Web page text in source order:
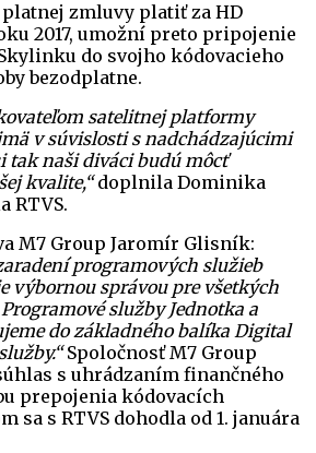
platnej zmluvy platiť za HD
2017, umožní preto pripojenie
do svojho kódovacieho
bezodplatne.
satelitnej platformy
v súvislosti s nadchádzajúcimi
tak naši diváci budú môcť
kvalite,“doplnila Dominika
RTVS.
M7 Group Jaromír Glisník:
programových služieb
výbornou správou pre všetkých
služby Jednotka a
do základného balíka Digital
Spoločnosť M7 Group
s uhrádzaním finančného
prepojenia kódovacích
sa s RTVS dohodla od 1. januára